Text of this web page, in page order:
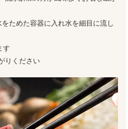
ためた容器に入れ水を細目に流し
す
りください